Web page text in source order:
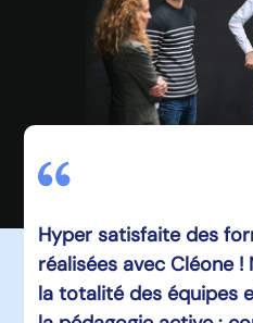
Hyper satisfaite des
réalisées avec Cléone
la totalité des équipes